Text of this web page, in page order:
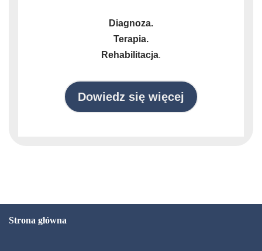
Diagnoza.
Terapia.
Rehabilitacja.
Dowiedz się więcej
Strona główna